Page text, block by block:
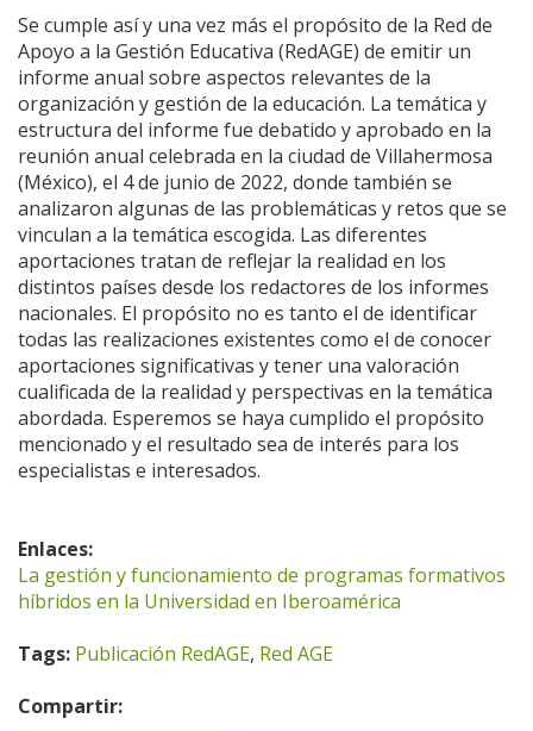
Se cumple así y una vez más el propósito de la Red de
Apoyo a la Gestión Educativa (RedAGE) de emitir un
informe anual sobre aspectos relevantes de la
organización y gestión de la educación. La temática y
estructura del informe fue debatido y aprobado en la
reunión anual celebrada en la ciudad de Villahermosa
(México), el 4 de junio de 2022, donde también se
analizaron algunas de las problemáticas y retos que se
vinculan a la temática escogida. Las diferentes
aportaciones tratan de reflejar la realidad en los
distintos países desde los redactores de los informes
nacionales. El propósito no es tanto el de identificar
todas las realizaciones existentes como el de conocer
aportaciones significativas y tener una valoración
cualificada de la realidad y perspectivas en la temática
abordada. Esperemos se haya cumplido el propósito
mencionado y el resultado sea de interés para los
especialistas e interesados.
Enlaces:
La gestión y funcionamiento de programas formativos
híbridos en la Universidad en Iberoamérica
Tags: Publicación RedAGE, Red AGE
Compartir: